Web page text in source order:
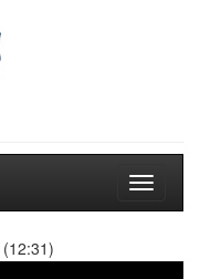
Toggle
(12:31)